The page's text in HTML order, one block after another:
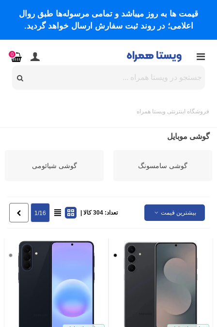
قیمت ها به روز میباشد و تمامی مرسوله‌ها طبق روال
اعلامی؛ در روند ثبت سفارش ارسال خواهد گردید.
0
فروشگاه اینترنتی ویستا همراه
گوشی موبایل
گوشی سامسونگ گوشی شیائومی
بیشترین قیمت تعداد: 304 کالا | 1/16
مشکی